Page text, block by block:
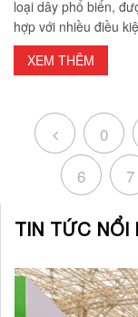
loại dây phổ biến,
hợp với nhiều điều
XEM THÊM
0
6
7
TIN TỨC NỔI